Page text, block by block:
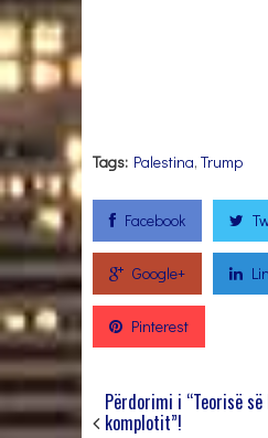
Tags: Palestina, Trump
Facebook
Google+
Pinterest
Përdorimi i “Teorisë
komplotit”!